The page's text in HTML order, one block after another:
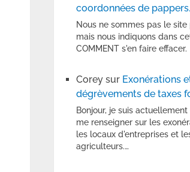
coordonnées de
Nous ne sommes pas le
mais nous indiquons dans
COMMENT s'en faire effacer.
Corey sur Exonérations
dégrèvements de taxes
Bonjour, je suis
me renseigner sur les
les locaux d'entreprises et
agriculteurs.…